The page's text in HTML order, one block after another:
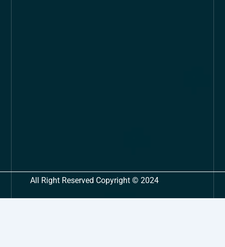
All Right Reserved Copyright © 2024